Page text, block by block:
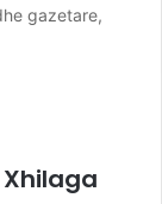
gazetare,